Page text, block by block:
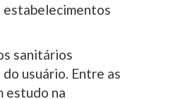
estabelecimentos
sanitários
usuário. Entre as
estudo na